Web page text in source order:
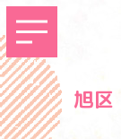
旭区